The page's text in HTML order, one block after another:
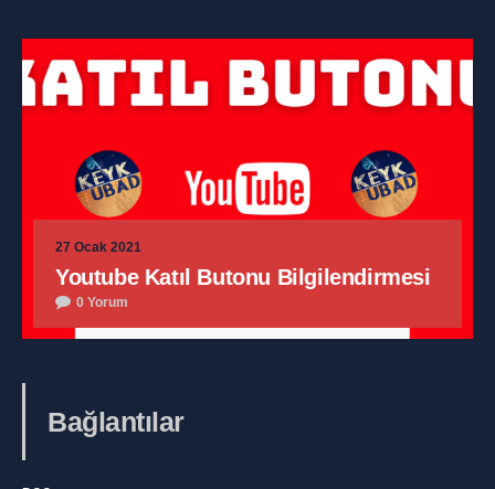
27 Ocak 2021
Youtube Katıl Butonu Bilgilendirmesi
0 Yorum
Bağlantılar